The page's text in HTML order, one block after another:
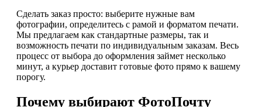
Сделать заказ просто: выберите нужные вам
фотографии, определитесь с рамой и форматом печати.
Мы предлагаем как стандартные размеры, так и
возможность печати по индивидуальным заказам. Весь
процесс от выбора до оформления займет несколько
минут, а курьер доставит готовые фото прямо к вашему
порогу.
Почему выбирают ФотоПочту